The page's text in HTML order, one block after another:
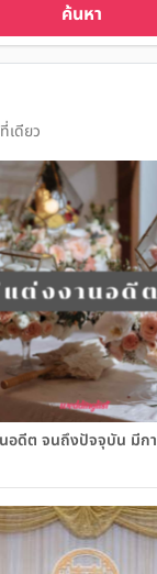
ค้นหา
เดียว
อดีต จนถึงปัจจุบัน มีก